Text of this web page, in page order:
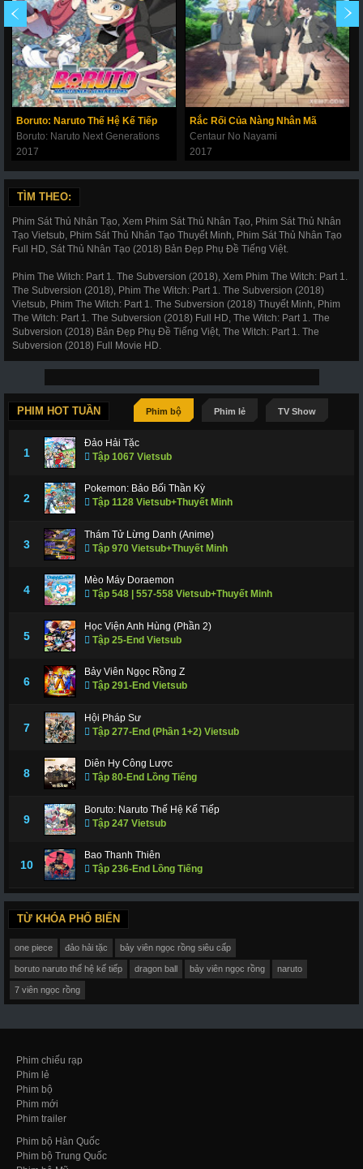
Boruto: Naruto Thế Hệ Kế Tiếp
Boruto: Naruto Next Generations
2017
Rắc Rối Của Nàng Nhân Mã
Centaur No Nayami
2017
TÌM THEO:
Phim Sát Thủ Nhân Tạo, Xem Phim Sát Thủ Nhân Tạo, Phim Sát Thủ Nhân
Tạo Vietsub, Phim Sát Thủ Nhân Tạo Thuyết Minh, Phim Sát Thủ Nhân Tạo
Full HD, Sát Thủ Nhân Tạo (2018) Bản Đẹp Phụ Đề Tiếng Việt.
Phim The Witch: Part 1. The Subversion (2018), Xem Phim The Witch: Part 1.
The Subversion (2018), Phim The Witch: Part 1. The Subversion (2018)
Vietsub, Phim The Witch: Part 1. The Subversion (2018) Thuyết Minh, Phim
The Witch: Part 1. The Subversion (2018) Full HD, The Witch: Part 1. The
Subversion (2018) Bản Đẹp Phụ Đề Tiếng Việt, The Witch: Part 1. The
Subversion (2018) Full Movie HD.
PHIM HOT TUẦN Phim bộ Phim lẻ TV Show
1
Đảo Hải Tặc
Tập 1067 Vietsub
2
Pokemon: Bảo Bối Thần Kỳ
Tập 1128 Vietsub+Thuyết Minh
3
Thám Tử Lừng Danh (Anime)
Tập 970 Vietsub+Thuyết Minh
4
Mèo Máy Doraemon
Tập 548 | 557-558 Vietsub+Thuyết Minh
5
Học Viện Anh Hùng (Phần 2)
Tập 25-End Vietsub
6
Bảy Viên Ngọc Rồng Z
Tập 291-End Vietsub
7
Hội Pháp Sư
Tập 277-End (Phần 1+2) Vietsub
8
Diên Hy Công Lược
Tập 80-End Lồng Tiếng
9
Boruto: Naruto Thế Hệ Kế Tiếp
Tập 247 Vietsub
10
Bao Thanh Thiên
Tập 236-End Lồng Tiếng
TỪ KHÓA PHỔ BIẾN
one piece đảo hải tặc bảy viên ngọc rồng siêu cấp
boruto naruto thế hệ kế tiếp dragon ball bảy viên ngọc rồng naruto
7 viên ngọc rồng
Phim chiếu rạp
Phim lẻ
Phim bộ
Phim mới
Phim trailer
Phim bộ Hàn Quốc
Phim bộ Trung Quốc